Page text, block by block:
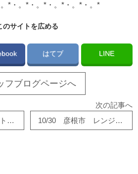
*・。*・。*・。*・。*・。*
のサイトを広める
はてブ LINE
フブログページへ
10/29 赤字覚悟！！トイレ大特価市開催中！！
次の記事へ
10/30 彦根市 レンジフード交換工事